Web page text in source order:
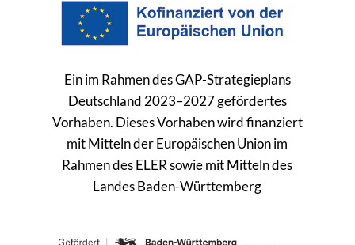
Ein im Rahmen des GAP-Strategieplans
Deutschland 2023–2027 gefördertes
Vorhaben. Dieses Vorhaben wird finanziert
mit Mitteln der Europäischen Union im
Rahmen des ELER sowie mit Mitteln des
Landes Baden-Württemberg